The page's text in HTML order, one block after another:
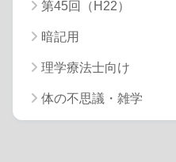
第45回（H22）
暗記用
理学療法士向け
体の不思議・雑学